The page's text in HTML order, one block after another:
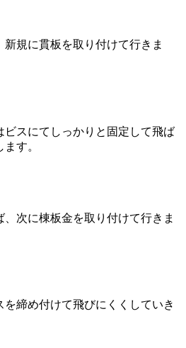
規に貫板を取り付けて行きま
ビスにてしっかりと固定して飛ば
す。
次に棟板金を取り付けて行きま
締め付けて飛びにくくしていき